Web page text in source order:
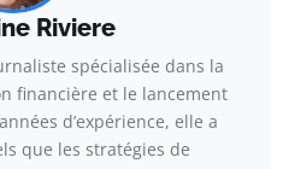
Riviere
spécialisée dans la
financière et le lancement
d’expérience, elle a
que les stratégies de